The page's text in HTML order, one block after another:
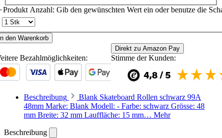
Produkt Anzahl: Gib den gewünschten Wert ein oder benutze die
den Warenkorb
Direkt zu Amazon Pay
Bezahlmöglichkeiten: Stimme der Kunden:
Beschreibung
Blank Skateboard Rollen schwarz 99A
48mm Marke: Blank Modell: - Farbe: schwarz Grösse: 48
mm Breite: 32 mm Lauffläche: 15 mm… Mehr
Beschreibung